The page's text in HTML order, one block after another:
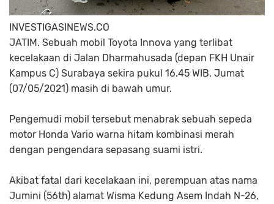
INVESTIGASINEWS.CO
JATIM. Sebuah mobil Toyota Innova yang terlibat
kecelakaan di Jalan Dharmahusada (depan FKH Unair
Kampus C) Surabaya sekira pukul 16.45 WIB, Jumat
(07/05/2021) masih di bawah umur.
Pengemudi mobil tersebut menabrak sebuah sepeda
motor Honda Vario warna hitam kombinasi merah
dengan pengendara sepasang suami istri.
Akibat fatal dari kecelakaan ini, perempuan atas nama
Jumini (56th) alamat Wisma Kedung Asem Indah N-26,